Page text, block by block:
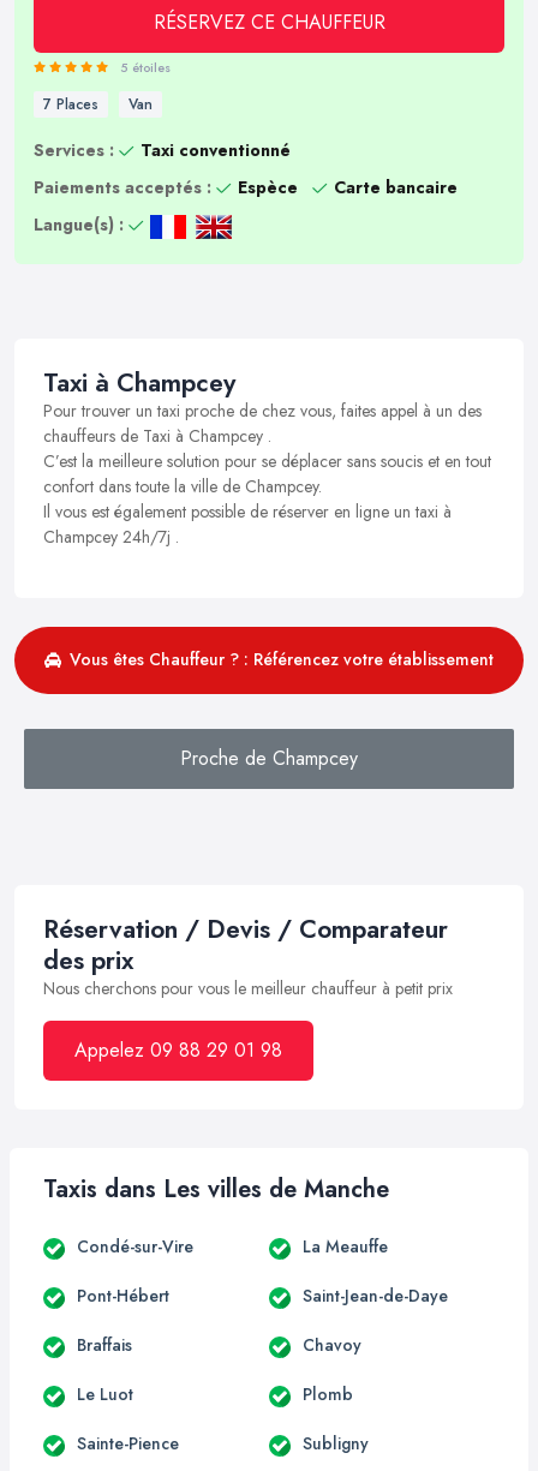
RÉSERVEZ CE CHAUFFEUR
5 étoiles
7 Places Van
Services :
Taxi conventionné
Paiements acceptés :
Espèce
Carte bancaire
Langue(s) :
Taxi à Champcey
Pour trouver un taxi proche de chez vous, faites appel à un des
chauffeurs de Taxi à Champcey .
C’est la meilleure solution pour se déplacer sans soucis et en tout
confort dans toute la ville de Champcey.
Il vous est également possible de réserver en ligne un taxi à
Champcey 24h/7j .
Vous êtes Chauffeur ? : Référencez votre établissement
Proche de Champcey
Réservation / Devis / Comparateur
des prix
Nous cherchons pour vous le meilleur chauffeur à petit prix
Appelez 09 88 29 01 98
Taxis dans Les villes de Manche
Condé-sur-Vire La Meauffe
Pont-Hébert Saint-Jean-de-Daye
Braffais Chavoy
Le Luot Plomb
Sainte-Pience Subligny